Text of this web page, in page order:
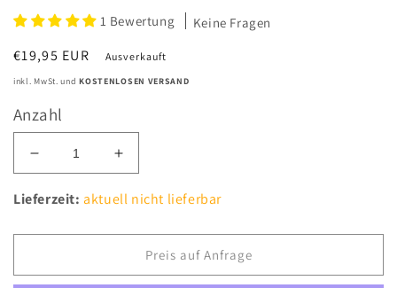
1 Bewertung Keine Fragen
Normaler
Preis
€19,95 EUR Ausverkauft
inkl. MwSt. undKOSTENLOSEN VERSAND
Anzahl
Verringere
die
Menge
Premium
für
Erhöhe
die
Menge
Premium
Kabelhalter
für
Lieferzeit: aktuell nicht lieferbar
Preis auf Anfrage